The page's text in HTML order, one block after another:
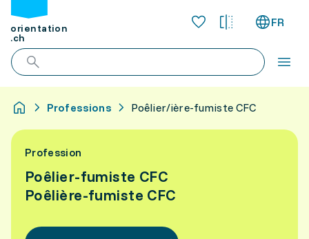
orientation
.ch
FR
Professions Poêlier/ière-fumiste CFC
Profession
Poêlier-fumiste CFC
Poêlière-fumiste CFC